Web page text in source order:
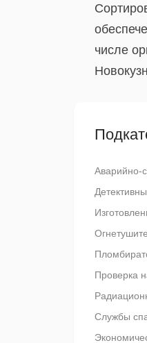
числе
Проверка
Службы